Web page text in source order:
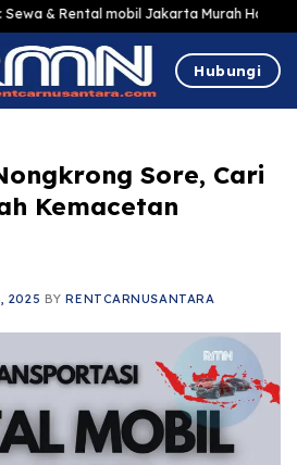
mobil Jakarta Murah Harga
Hubungi
Sore, Cari
Kemacetan
2025 BYRENTCARNUSANTARA